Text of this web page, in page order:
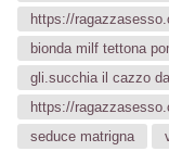
https://
bionda milf tettona
gli.succhia il cazzo
https://
seduce matrigna